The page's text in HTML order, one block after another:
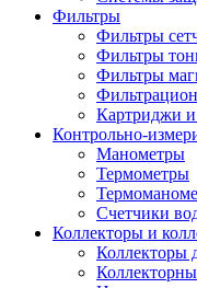
Фильтры
Фильтры
Фильтры
Фильтры
Картриджи и
Контрольно-
Манометры
Термометры
Счетчики
Коллекторы и
Коллекторы